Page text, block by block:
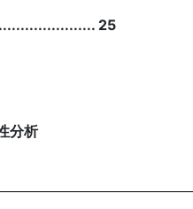
...................... 25
分析